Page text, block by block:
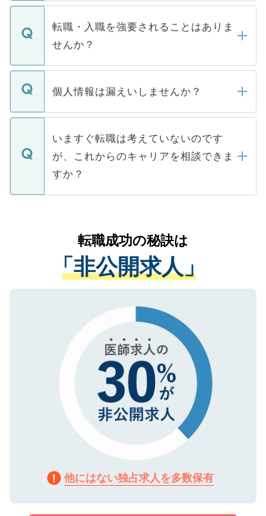
ます。通常、5営業日以内にはご連絡をせて
いただきますので、しばらくお待ちくださ
マイナビDOCTORで取り扱っている求人の
うち約3割は、Webサイトからご覧いただ
けない「非公開求人」です。非公開求人は
下記の理由によって、一般には公開してい
ません。
■応募殺到を避けるため 人気のある医療機
関を公にしてしまうと、応募が殺到する場
に、医療機関が求める条件に合った人材の
みを人材紹介会社に依頼するケースが増え
ています。
転職・入職を強要されることはありま
せんか？
転職・入職を強要することは一切ありませ
ん。また、仮に応募先から内定をいただい
定を承諾する必要はありません。内定先へ
の辞退の連絡はキャリアパートナーが行い
個人情報は漏えいしませんか？
個人情報が漏えいすることはありませんの
で、ご安心ください。当サイトからの登録
などで収集したご登録者様の個人情報は、
ご本人のキャリアアップおよび転職活動の
支援を目的に使用いたします。お預かりし
ているすべての個人データはご本人の許可
は、個人情報の取り扱いについての厳密な
管理基準を満たした事業者のみに付与され
る、プライバシーマークを取得済みです。
で、機密保持に関してもご安心ください。
いますぐ転職は考えていないのです
が、これからのキャリアを相談できま
すか？
かがいして、現在の医療機関の状況や紹介
経験をまじえながら、適切なアドバイスを
させていただきます。すぐにご転職をされ
ない方には、長期的なサポートが可能です
ので、まずはご登録ください。
転職成功の秘訣は
「非公開求人」
他にはない独占求人を多数保有